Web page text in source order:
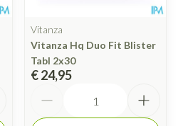
Vitanza
Vitanza Hq Duo Fit Blister
Tabl 2x30
€ 24,95